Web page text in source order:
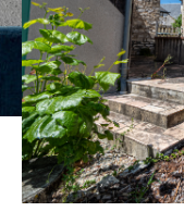
Budget
Budget
Surface
Surface
Pièces